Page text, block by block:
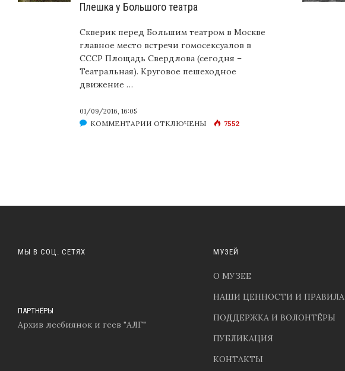
Плешка у Большого театра
Сквеpик пеpед Большим театpом в Москве
главное место встречи гомосексуалов в
СССР Площадь Свердлова (сегодня –
Театральная). Круговое пешеходное
движение …
01/09/2016, 16:05
КОММЕНТАРИИ К
ОТКЛЮЧЕНЫ 7552
МЫ В СОЦ. СЕТЯХ
ПАРТНЁРЫ
Архив лесбиянок и геев "АЛГ"
МУЗЕЙ
О МУЗЕЕ
НАШИ ЦЕННОСТИ И ПРАВИЛА
ПОДДЕРЖКА И ВОЛОНТЁРЫ
ПУБЛИКАЦИЯ
КОНТАКТЫ